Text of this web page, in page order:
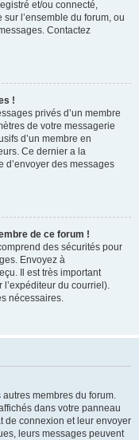
et/ou connecté,
l’ensemble du forum, ou
Contactez
!
privés d’un membre
de votre messagerie
d’un membre en
Ce dernier a la
d’envoyer des messages
de ce forum !
des sécurités pour
Envoyez à
Il est très important
l’expéditeur du courriel).
nécessaires.
membres du forum.
dans votre panneau
de connexion et leur envoyer
leurs messages peuvent